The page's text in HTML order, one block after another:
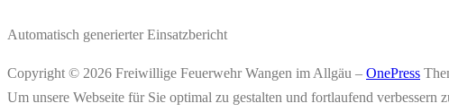
Automatisch generierter Einsatzbericht
Copyright © 2026 Freiwillige Feuerwehr Wangen im Allgäu – OnePress
Um unsere Webseite für Sie optimal zu gestalten und fortlaufend